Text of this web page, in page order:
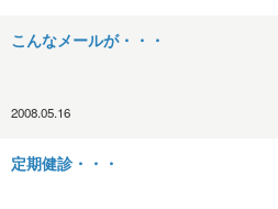
こんなメールが・・・
2008.05.16
定期健診・・・